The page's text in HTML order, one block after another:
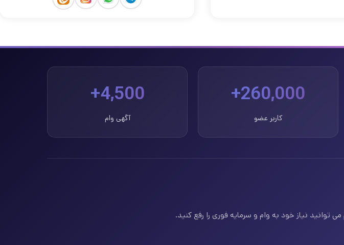
260,000+
کاربر عضو
4,500+
آگهی وام
توانید نیاز خود به وام و سرمایه فوری را رفع کنید.